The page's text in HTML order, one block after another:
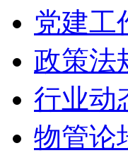
党建工
政策法
行业动
物管论